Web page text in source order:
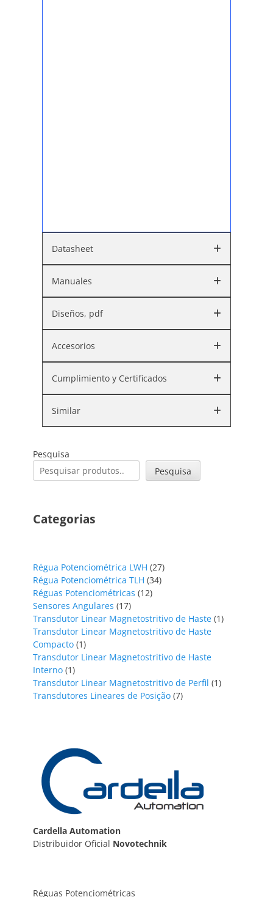
Datasheet
Manuales
Diseños, pdf
Accesorios
Cumplimiento y Certificados
Similar
Pesquisa
Pesquisa
Categorias
Régua Potenciométrica LWH 2727
Régua Potenciométrica TLH 3434
Réguas Potenciométricas 1212
Sensores Angulares 1717
productos
Transdutor Linear Magnetostritivo de Haste 11
Transdutor Linear Magnetostritivo de Haste
Compacto 11
producto
Transdutor Linear Magnetostritivo de Haste
Interno 11
producto
Transdutor Linear Magnetostritivo de Perfil 11
Transdutores Lineares de Posição 77
Cardella Automation
Distribuidor Oficial Novotechnik
Réguas Potenciométricas